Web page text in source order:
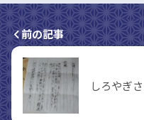
前の記事
しろやぎ